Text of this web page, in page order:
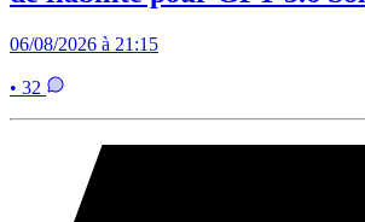
06/08/2026 à 21:15
• 32